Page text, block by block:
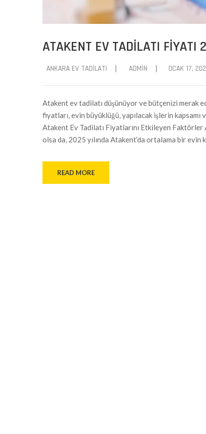
ATAKENT EV TADILATI FIYATI
ANKARA EV TADILATI | ADMIN | OCAK 17,
Atakent ev tadilatı düşünüyor ve bütçenizi merak
fiyatları, evin büyüklüğü, yapılacak işlerin
Atakent Ev Tadilatı Fiyatlarını Etkileyen
olsa da, 2025 yılında Atakent’da ortalama bir evin
READ MORE